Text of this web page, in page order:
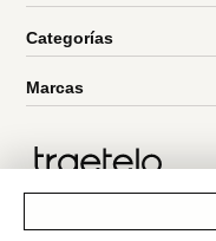
Categorías
Marcas
Traetelo, el marketplace de
estilo, calidad y las mejores